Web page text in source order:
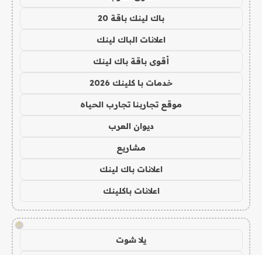
باك لينك باقة 20
اعلانات الباك لينك
أقوى باقة باك لينك
خدمات با كلينك 2026
موقع تجاربنا تجارب الحياه
ديوان العرب
مشاريع
اعلانات باك لينك
اعلانات باكلينك
!
يلا شوت